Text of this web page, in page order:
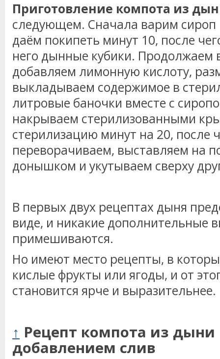
Приготовление компота из
следующем. Сначала варим сироп
даём покипеть минут 10, после
него дынные кубики. Продолжаем
добавляем лимонную кислоту,
выкладываем содержимое в
литровые баночки вместе с
накрываем стерилизованными
стерилизацию минут на 20, после
переворачиваем, выставляем на
донышком и укутываем сверху
В первых двух рецептах дыня
виде, и никакие дополнительные
примешиваются.
Но имеют место рецепты, в
кислые фрукты или ягоды, и от
становится ярче и выразительнее.
↑ Рецепт компота из дыни
добавлением слив